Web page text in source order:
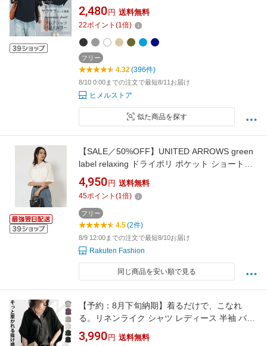
ブラウス 春 トップス シャツブラウス フレア カ
ジュアル 黒 白 ゆったり 体型カバー バンドカラ
ー 折襟 ドット 羽織り 黒シャツ フレアシャツ
おしゃれ 大人 シフォン オフィス 涼しい
2,480 円 送料無料
22ポイント (1倍)
フリー
4.32(396件)
8/10 0:00までの注文で最短8/11お届け
ヒメルストア
似た商品を探す
【SALE／50%OFF】UNITED ARROWS green
label relaxing ドライポリ ポケット ショートス
リーブ シャツ -マシンウォッシャブル- ユナイ
テッドアローズ アウトレット トップス シャ
ツ・ブラウス グリーン ホワイト グレー【送料
無料】
4,950 円 送料無料
45ポイント (1倍)
フリー
4.5(2件)
8/9 12:00までの注文で最短8/10お届け
Rakuten Fashion
同じ商品を安い順で見る
【予約：8月下旬納期】着るだけで、こなれ
る。リネンライク シャツ レディース 半袖 バン
ドカラー ドルマン 羽織り 前開き 無地 レディー
スファッション 大人カジュアル モード シンプ
3,990 円 送料無料